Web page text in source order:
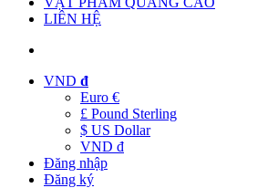
LIÊN HỆ
VND đ
Euro €
£ Pound Sterling
$ US Dollar
VND đ
Đăng nhập
Đăng ký